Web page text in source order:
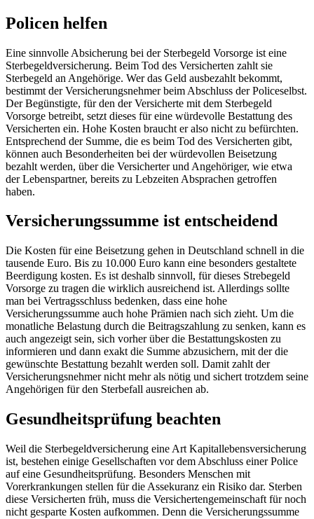
Policen helfen
Eine sinnvolle Absicherung bei der Sterbegeld Vorsorge ist eine
Sterbegeldversicherung. Beim Tod des Versicherten zahlt sie
Sterbegeld an Angehörige. Wer das Geld ausbezahlt bekommt,
bestimmt der Versicherungsnehmer beim Abschluss der Policeselbst.
Der Begünstigte, für den der Versicherte mit dem Sterbegeld
Vorsorge betreibt, setzt dieses für eine würdevolle Bestattung des
Versicherten ein. Hohe Kosten braucht er also nicht zu befürchten.
Entsprechend der Summe, die es beim Tod des Versicherten gibt,
können auch Besonderheiten bei der würdevollen Beisetzung
bezahlt werden, über die Versicherter und Angehöriger, wie etwa
der Lebenspartner, bereits zu Lebzeiten Absprachen getroffen
haben.
Versicherungssumme ist entscheidend
Die Kosten für eine Beisetzung gehen in Deutschland schnell in die
tausende Euro. Bis zu 10.000 Euro kann eine besonders gestaltete
Beerdigung kosten. Es ist deshalb sinnvoll, für dieses Strebegeld
Vorsorge zu tragen die wirklich ausreichend ist. Allerdings sollte
man bei Vertragsschluss bedenken, dass eine hohe
Versicherungssumme auch hohe Prämien nach sich zieht. Um die
monatliche Belastung durch die Beitragszahlung zu senken, kann es
auch angezeigt sein, sich vorher über die Bestattungskosten zu
informieren und dann exakt die Summe abzusichern, mit der die
gewünschte Bestattung bezahlt werden soll. Damit zahlt der
Versicherungsnehmer nicht mehr als nötig und sichert trotzdem seine
Angehörigen für den Sterbefall ausreichen ab.
Gesundheitsprüfung beachten
Weil die Sterbegeldversicherung eine Art Kapitallebensversicherung
ist, bestehen einige Gesellschaften vor dem Abschluss einer Police
auf eine Gesundheitsprüfung. Besonders Menschen mit
Vorerkrankungen stellen für die Assekuranz ein Risiko dar. Sterben
diese Versicherten früh, muss die Versichertengemeinschaft für noch
nicht gesparte Kosten aufkommen. Denn die Versicherungssumme